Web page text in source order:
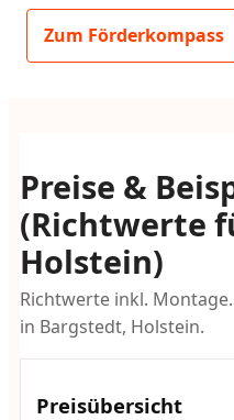
Zum Förderkompass
Preise &
(Richtwerte
Holstein)
Richtwerte inkl.
in Bargstedt, Holstein.
Preisübersicht